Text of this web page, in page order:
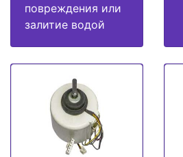
повреждения или
залитие водой